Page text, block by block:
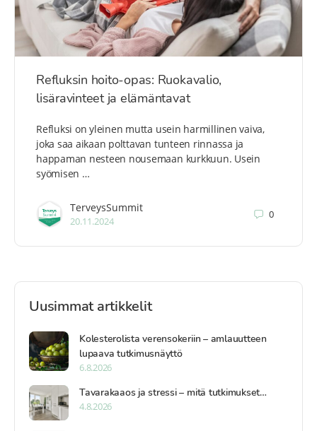
Refluksin hoito-opas: Ruokavalio,
lisäravinteet ja elämäntavat
Refluksi on yleinen mutta usein harmillinen vaiva,
joka saa aikaan polttavan tunteen rinnassa ja
happaman nesteen nousemaan kurkkuun. Usein
syömisen …
TerveysSummit
20.11.2024
0
Uusimmat artikkelit
Kolesterolista verensokeriin – amlauutteen
lupaava tutkimusnäyttö
6.8.2026
Tavarakaaos ja stressi – mitä tutkimukset…
4.8.2026